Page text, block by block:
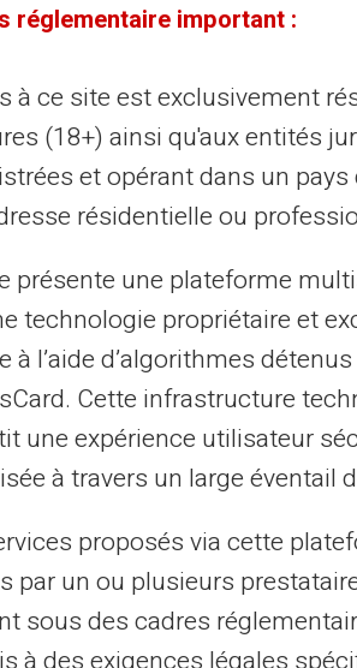
avantages
votre historique
rapide, souvent immédiate.
finances permettant de ne
possible. Enfin, c'est
ceux qui souhaitent garder
dans l'accès aux
carte Veritas pour
Veritas assure une
les retraits. L'avantage
Mastercard est affiché.
physiques à travers le
Envoyez et recevez de
réglementaire important :
à ce site est exclusivement
(18+) ainsi qu'aux entités
et opérant dans un pays
résidentielle ou
présente une plateforme
technologie propriétaire et
à l’aide d’algorithmes
Cette infrastructure
une expérience utilisateur
à travers un large éventail
proposés via cette
par un ou plusieurs
sous des cadres